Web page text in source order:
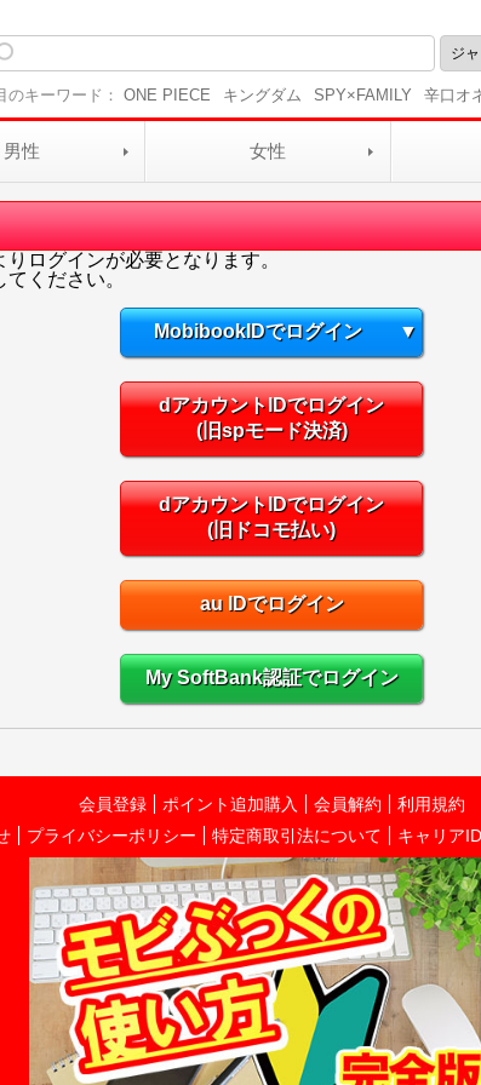
のキーワード： ONE PIECE キングダム SPY×FAMILY 辛口オ
男性 女性
ログインが必要となります。
ください。
MobibookIDでログイン ▼
dアカウントIDでログイン
(旧spモード決済)
dアカウントIDでログイン
(旧ドコモ払い)
au IDでログイン
My SoftBank認証でログイン
会員登録 ポイント追加購入 会員解約
利用規約
プライバシーポリシー 特定商取引法について キャリア